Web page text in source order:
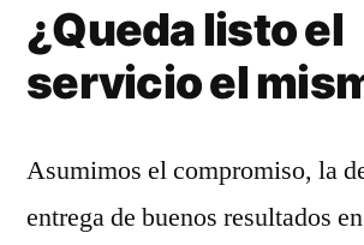
¿Queda listo el
servicio el
Asumimos el compromiso, la
entrega de buenos resultados